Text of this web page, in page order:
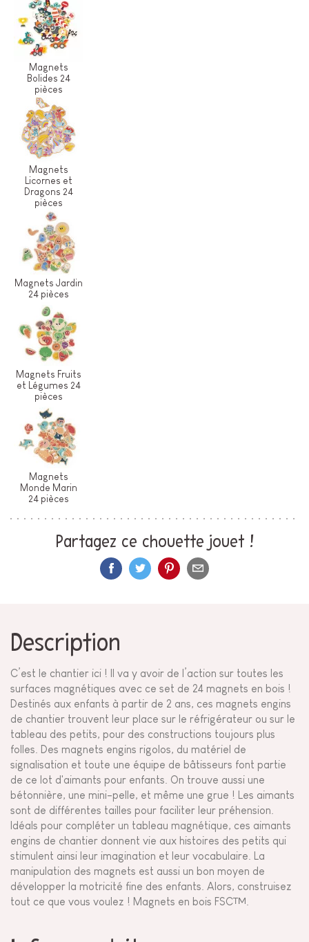
Magnets
Bolides 24
pièces
Magnets
Licornes et
Dragons 24
pièces
Magnets Jardin
24 pièces
Magnets Fruits
et Légumes 24
pièces
Magnets
Monde Marin
24 pièces
Partagez ce chouette jouet !
Description
C’est le chantier ici ! Il va y avoir de l’action sur toutes les
surfaces magnétiques avec ce set de 24 magnets en bois !
Destinés aux enfants à partir de 2 ans, ces magnets engins
de chantier trouvent leur place sur le réfrigérateur ou sur le
tableau des petits, pour des constructions toujours plus
folles. Des magnets engins rigolos, du matériel de
signalisation et toute une équipe de bâtisseurs font partie
de ce lot d'aimants pour enfants. On trouve aussi une
bétonnière, une mini-pelle, et même une grue ! Les aimants
sont de différentes tailles pour faciliter leur préhension.
Idéals pour compléter un tableau magnétique, ces aimants
engins de chantier donnent vie aux histoires des petits qui
stimulent ainsi leur imagination et leur vocabulaire. La
manipulation des magnets est aussi un bon moyen de
développer la motricité fine des enfants. Alors, construisez
tout ce que vous voulez ! Magnets en bois FSC™.